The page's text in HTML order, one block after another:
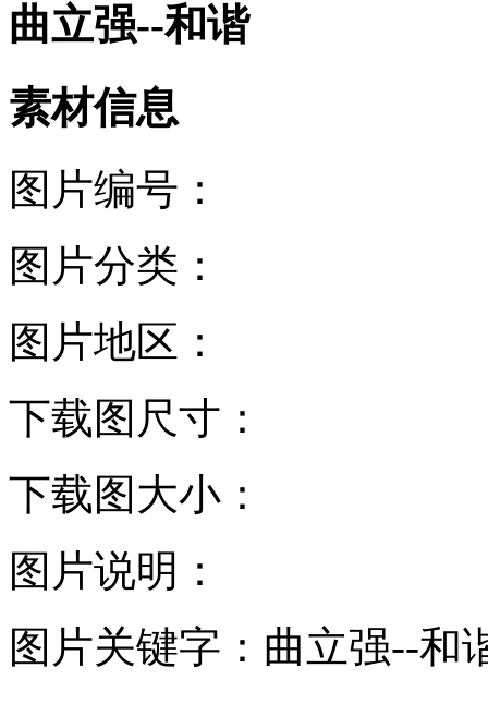
曲立强--和谐
素材信息
图片编号：
图片分类：
图片地区：
下载图尺寸：
下载图大小：
图片说明：
图片关键字： 曲立强--和